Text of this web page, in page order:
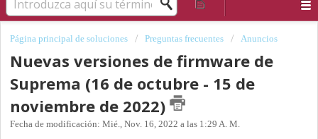
Página principal de soluciones Preguntas frecuentes Anuncios
Nuevas versiones de firmware de
Suprema (16 de octubre - 15 de
noviembre de 2022)
Fecha de modificación: Mié., Nov. 16, 2022 a las 1:29 A. M.